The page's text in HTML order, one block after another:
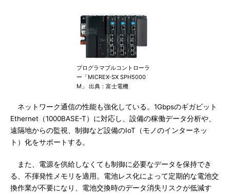
プログラマブルコントローラ
ー「MICREX-SX SPH5000
M」 出典：富士電機
ネットワーク通信の性能も強化している。1Gbpsのギガビット
Ethernet（1000BASE-T）に対応し、設備の稼働データ分析や、
遠隔地からの監視、制御など設備のIoT（モノのインターネッ
ト）化をサポートする。
また、電源を供給しなくても制御に必要なデータを保持でき
る、不揮発性メモリを適用。電池レス化によって定期的な電池交
換作業が不要になり、電池交換時のデータ消失リスクが低減す